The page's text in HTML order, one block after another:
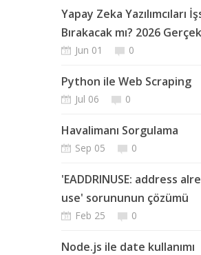
Yapay Zeka Yazılımcıları
Bırakacak mı? 2026
Jun 01 0
Python ile Web Scraping
Jul 06 0
Havalimanı Sorgulama
Sep 05 0
'EADDRINUSE: address
use' sorununun çözümü
Feb 25 0
Node.js ile date kullanımı